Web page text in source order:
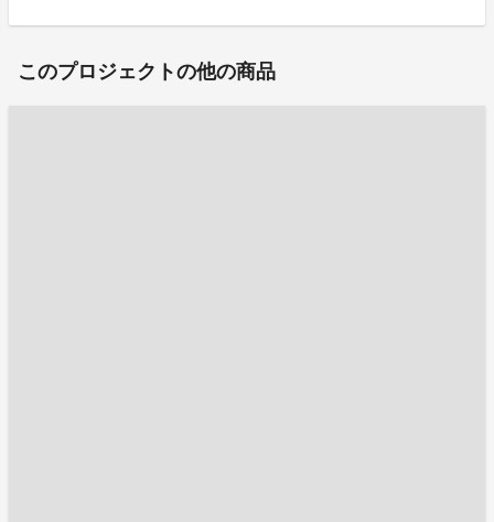
このプロジェクトの他の商品